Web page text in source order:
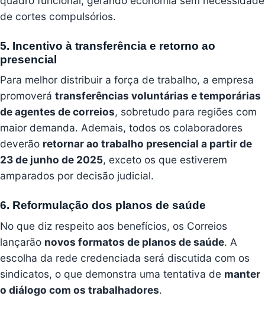
de cortes compulsórios.
5. Incentivo à transferência e retorno ao
presencial
Para melhor distribuir a força de trabalho, a empresa
promoverá transferências voluntárias e temporárias
de agentes de correios, sobretudo para regiões com
maior demanda. Ademais, todos os colaboradores
deverão retornar ao trabalho presencial a partir de
23 de junho de 2025, exceto os que estiverem
amparados por decisão judicial.
6. Reformulação dos planos de saúde
No que diz respeito aos benefícios, os Correios
lançarão novos formatos de planos de saúde. A
escolha da rede credenciada será discutida com os
sindicatos, o que demonstra uma tentativa de manter
o diálogo com os trabalhadores.